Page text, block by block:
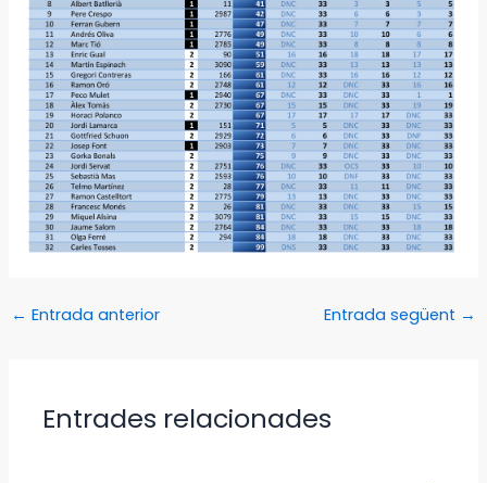
← Entrada anterior Entrada següent →
Entrades relacionades